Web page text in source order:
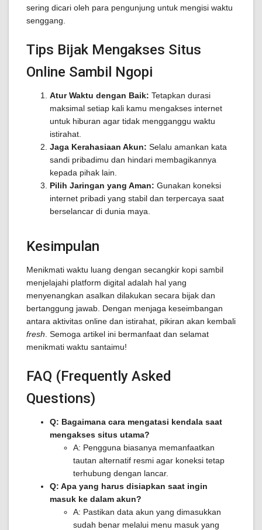
sering dicari oleh para pengunjung untuk mengisi waktu
senggang.
Tips Bijak Mengakses Situs
Online Sambil Ngopi
Atur Waktu dengan Baik: Tetapkan durasi
maksimal setiap kali kamu mengakses internet
untuk hiburan agar tidak mengganggu waktu
istirahat.
Jaga Kerahasiaan Akun: Selalu amankan kata
sandi pribadimu dan hindari membagikannya
kepada pihak lain.
Pilih Jaringan yang Aman: Gunakan koneksi
internet pribadi yang stabil dan terpercaya saat
berselancar di dunia maya.
Kesimpulan
Menikmati waktu luang dengan secangkir kopi sambil
menjelajahi platform digital adalah hal yang
menyenangkan asalkan dilakukan secara bijak dan
bertanggung jawab. Dengan menjaga keseimbangan
antara aktivitas online dan istirahat, pikiran akan kembali
fresh . Semoga artikel ini bermanfaat dan selamat
menikmati waktu santaimu!
FAQ (Frequently Asked
Questions)
Q: Bagaimana cara mengatasi kendala saat
mengakses situs utama?
A: Pengguna biasanya memanfaatkan
tautan alternatif resmi agar koneksi tetap
terhubung dengan lancar.
Q: Apa yang harus disiapkan saat ingin
masuk ke dalam akun?
A: Pastikan data akun yang dimasukkan
sudah benar melalui menu masuk yang